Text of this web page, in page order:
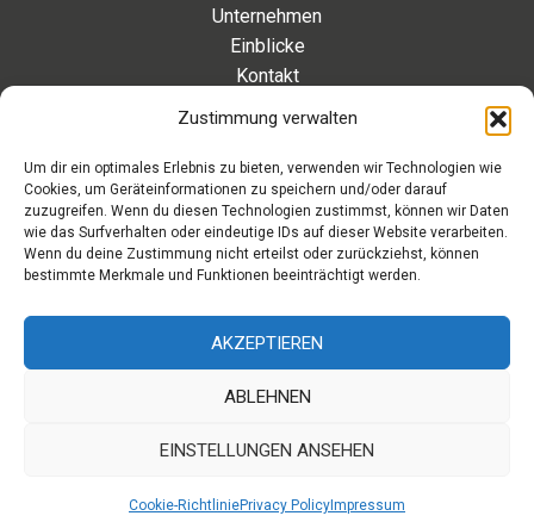
Zustimmung verwalten
Um dir ein optimales Erlebnis zu bieten, verwenden wir Technologien wie
Cookies, um Geräteinformationen zu speichern und/oder darauf
zuzugreifen. Wenn du diesen Technologien zustimmst, können wir Daten
wie das Surfverhalten oder eindeutige IDs auf dieser Website verarbeiten.
Wenn du deine Zustimmung nicht erteilst oder zurückziehst, können
bestimmte Merkmale und Funktionen beeinträchtigt werden.
AKZEPTIEREN
ABLEHNEN
EINSTELLUNGEN ANSEHEN
Cookie-RichtliniePrivacy Policy Impressum
Unternehmen
Einblicke
Kontakt
Eleonorenstraße 20 | 30449 Hannover Deutschland
Telefon: +49 511 89 880 494
Telefax: +49 511 89 880 495
info[at]aaroon.de
Copyright © 2026 aaroon gmbh | Powered by aaroon